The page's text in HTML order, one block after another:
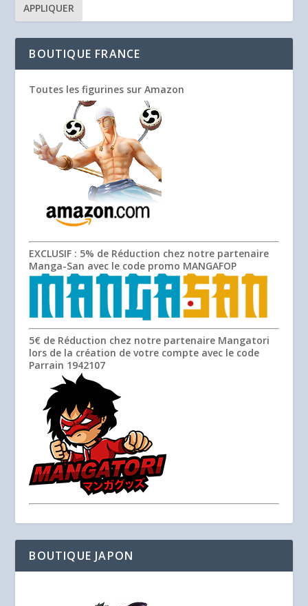
APPLIQUER
BOUTIQUE FRANCE
Toutes les figurines sur Amazon
EXCLUSIF : 5% de Réduction chez notre partenaire
Manga-San avec le code promo MANGAFOP
5€ de Réduction chez notre partenaire Mangatori
lors de la création de votre compte avec le code
Parrain 1942107
BOUTIQUE JAPON